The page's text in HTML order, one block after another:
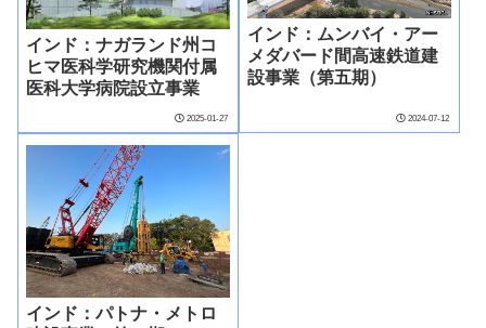
インド：ナガランド州コ
ヒマ医科学研究機関付属
医科大学病院設立事業
2025-01-27
インド：ムンバイ・アー
メダバード間高速鉄道建
設事業（第五期）
2024-07-12
インド：パトナ・メトロ